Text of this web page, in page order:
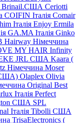
Brinail.США Ceriotti
COIFIN Італія Comair
Італія Enjoy Ermila
GA.MA Італія Ginko
Hairway Німеччина
MY HAIR Infinity
JRL США Kaara (
Німеччина Moser
Olaplex Olivia
Original Best
Італія Perfect
США SPL
Італія Tibolli США
TrisaElectronics (